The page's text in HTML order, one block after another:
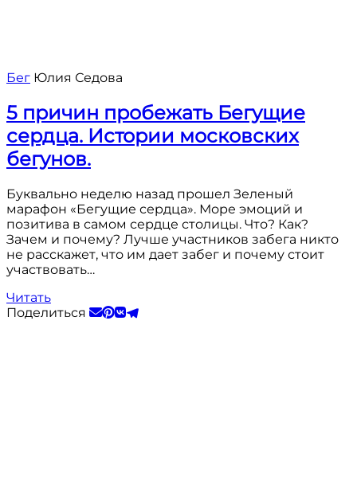
Бег Юлия Седова
5 причин пробежать Бегущие
сердца. Истории московских
бегунов.
Буквально неделю назад прошел Зеленый
марафон «Бегущие сердца». Море эмоций и
позитива в самом сердце столицы. Что? Как?
Зачем и почему? Лучше участников забега никто
не расскажет, что им дает забег и почему стоит
участвовать…
Читать
Поделиться